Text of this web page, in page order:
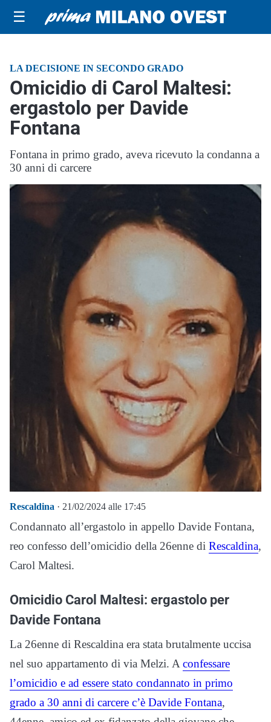
☰
LA DECISIONE IN SECONDO GRADO
Omicidio di Carol Maltesi:
ergastolo per Davide
Fontana
Fontana in primo grado, aveva ricevuto la condanna a
30 anni di carcere
Rescaldina · 21/02/2024 alle 17:45
Condannato all’ergastolo in appello Davide Fontana,
reo confesso dell’omicidio della 26enne di Rescaldina,
Carol Maltesi.
Omicidio Carol Maltesi: ergastolo per
Davide Fontana
La 26enne di Rescaldina era stata brutalmente uccisa
nel suo appartamento di via Melzi. A confessare
l’omicidio e ad essere stato condannato in primo
grado a 30 anni di carcere c’è Davide Fontana,